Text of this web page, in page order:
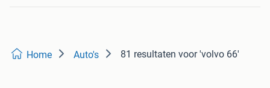
Home Auto's 81 resultaten voor 'volvo 66'